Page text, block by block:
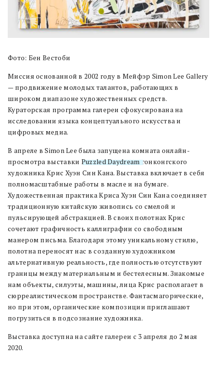
Фото: Бен Вестоби
Миссия основанной в 2002 году в Мейфэр Simon Lee Gallery
— продвижение молодых талантов, работающих в
широком диапазоне художественных средств.
Кураторская программа галереи сфокусирована на
исследовании языка концептуального искусства и
цифровых медиа.
В апреле в Simon Lee была запущена комната онлайн-
просмотра выставки PuzzledDaydreamгонконгского
художника Крис Хуэн Син Кана. Выставка включает в себя
полномасштабные работы в масле и на бумаге.
Художественная практика Криса Хуэн Син Кана соединяет
традиционную китайскую живопись со смелой и
пульсирующей абстракцией. В своих полотнах Крис
сочетают графичность каллиграфии со свободным
манером письма. Благодаря этому уникальному стилю,
полотна переносят нас в созданную художником
альтернативную реальность, где полностью отсутствуют
границы между материальным и бестелесным. Знакомые
нам объекты, силуэты, машины, лица Крис располагает в
сюрреалистическом пространстве. Фантасмагорические,
но при этом, органические композиции приглашают
погрузиться в подсознание художника.
Выставка доступна на сайте галереи с 3 апреля до 2 мая
2020.